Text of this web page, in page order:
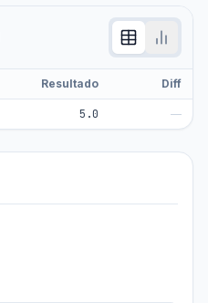
Resultado Diff
5.0 —